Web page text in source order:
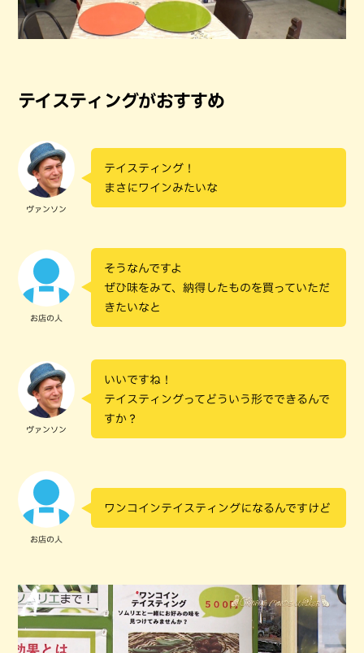
テイスティングがおすすめ
ヴァンソン
テイスティング！
まさにワインみたいな
お店の人
そうなんですよ
ぜひ味をみて、納得したものを買っていただ
きたいなと
ヴァンソン
いいですね！
テイスティングってどういう形でできるんで
すか？
お店の人
ワンコインテイスティングになるんですけど